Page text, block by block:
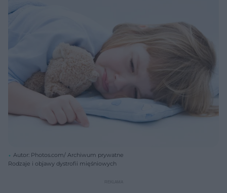
Autor: Photos.com/ Archiwum prywatne
Rodzaje i objawy dystrofii mięśniowych